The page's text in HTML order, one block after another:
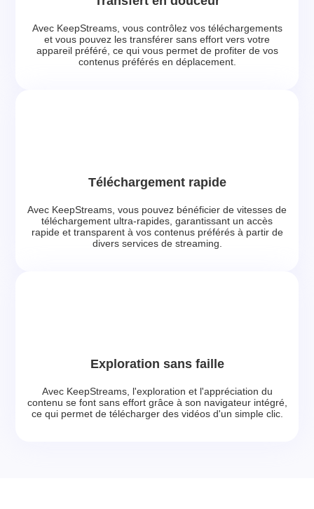
Avec KeepStreams, vous contrôlez vos téléchargements
et vous pouvez les transférer sans effort vers votre
appareil préféré, ce qui vous permet de profiter de vos
contenus préférés en déplacement.
Téléchargement rapide
Avec KeepStreams, vous pouvez bénéficier de vitesses de
téléchargement ultra-rapides, garantissant un accès
rapide et transparent à vos contenus préférés à partir de
divers services de streaming.
Exploration sans faille
Avec KeepStreams, l'exploration et l'appréciation du
contenu se font sans effort grâce à son navigateur intégré,
ce qui permet de télécharger des vidéos d'un simple clic.